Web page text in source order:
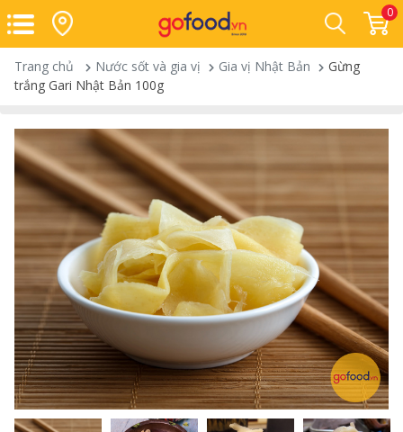
0
Trang chủ Nước sốt và gia vị Gia vị Nhật Bản
Gừng
trắng Gari Nhật Bản 100g